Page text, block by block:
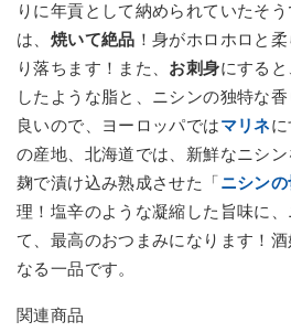
りに年貢として納められていたそ
は、 焼いて絶品 ！身がホロホロと
り落ちます！また、 お刺身にする
したような脂と、ニシンの独特な
良いので、ヨーロッパではマリネ
の産地、北海道では、新鮮なニシ
麹で漬け込み熟成させた「ニシン
理！塩辛のような凝縮した旨味に
て、最高のおつまみになります！
なる一品です。
関連商品